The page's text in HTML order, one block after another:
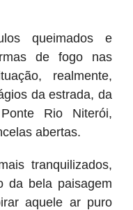
queimados e
de fogo nas
realmente,
da estrada, da
Rio Niterói,
abertas.
da bela paisagem
aquele ar puro